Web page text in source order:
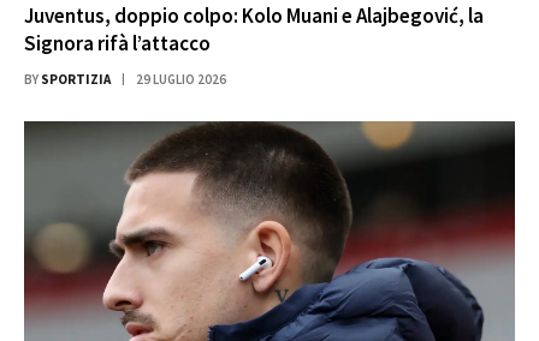
Juventus, doppio colpo: Kolo Muani e Alajbegović, la
Signora rifà l’attacco
BY SPORTIZIA 29 LUGLIO 2026